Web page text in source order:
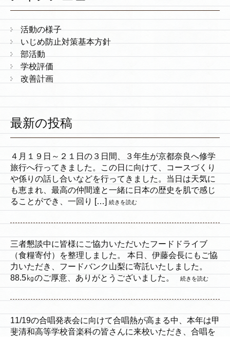
活動の様子
いじめ防止対策基本方針
部活動
学校評価
改善計画
最新の投稿
４月１９日～２１日の３日間、３年生が京都奈良へ修学
旅行へ行ってきました。この日に向けて、コースづくり
や係りの話し合いなどを行ってきました。当日は天気に
も恵まれ、最高の仲間達と一緒に日本の歴史を肌で感じ
ることができ、一回り […] 続きを読む
三者懇談中に皆様にご協力いただいたフードドライブ
（食糧寄付）を整理しました。 本日、伊藤会長にもご協
力いただき、フードバンク山梨に寄託いたしました。
88.5㎏のご厚意、ありがとうございました。
続きを読む
11/19の合唱発表会に向けて合唱熱が高まる中、本年は甲
斐清和高等学校音楽科の皆さんに来校いただき、合唱を